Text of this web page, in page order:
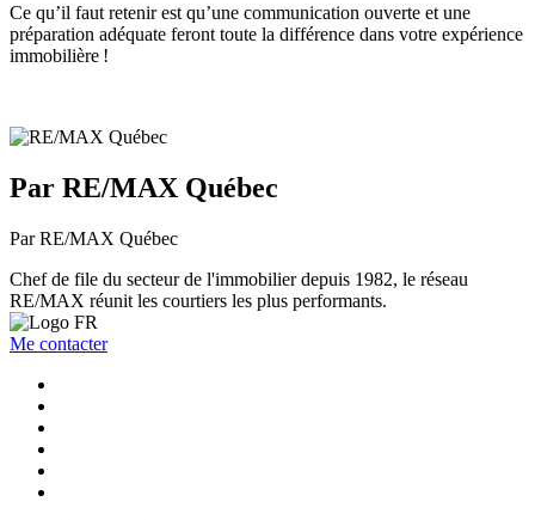
Ce qu’il faut retenir est qu’une communication ouverte et une
préparation adéquate feront toute la différence dans votre expérience
immobilière !
Par RE/MAX Québec
Par RE/MAX Québec
Chef de file du secteur de l'immobilier depuis 1982, le réseau
RE/MAX réunit les courtiers les plus performants.
Me contacter